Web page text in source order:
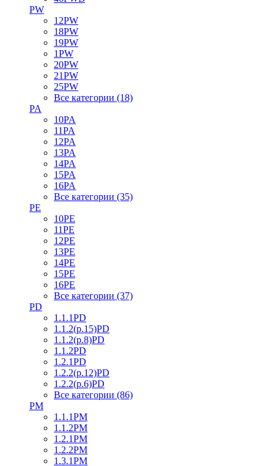
PW
12PW
18PW
19PW
1PW
20PW
21PW
25PW
Все категории (18)
PA
10PA
11PA
12PA
13PA
14PA
15PA
16PA
Все категории (35)
PE
10PE
11PE
12PE
13PE
14PE
15PE
16PE
Все категории (37)
PD
1.1.1PD
1.1.2(р.15)PD
1.1.2(р.8)PD
1.1.2PD
1.2.1PD
1.2.2(р.12)PD
1.2.2(р.6)PD
Все категории (86)
PM
1.1.1PM
1.1.2PM
1.2.1PM
1.2.2PM
1.3.1PM